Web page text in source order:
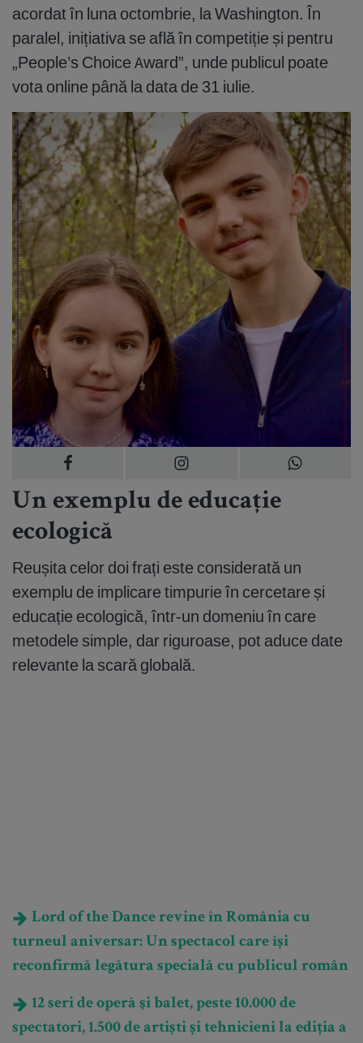
acordat în luna octombrie, la Washington. În
paralel, inițiativa se află în competiție și pentru
„People’s Choice Award”, unde publicul poate
vota online până la data de 31 iulie.
Un exemplu de educație
ecologică
Reușita celor doi frați este considerată un
exemplu de implicare timpurie în cercetare și
educație ecologică, într-un domeniu în care
metodele simple, dar riguroase, pot aduce date
relevante la scară globală.
Lord of the Dance revine în România cu
turneul aniversar: Un spectacol care își
reconfirmă legătura specială cu publicul român
12 seri de operă şi balet, peste 10.000 de
spectatori, 1.500 de artiști și tehnicieni la ediția a